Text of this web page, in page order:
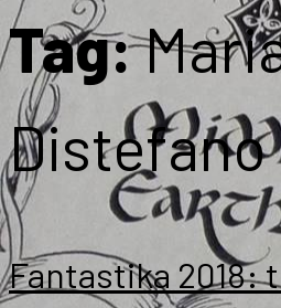
Tag:
Distefano
Fantastika 2018: